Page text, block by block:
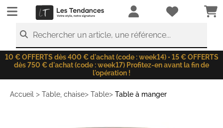
LesTendances.fr
Rechercher un article, une référence...
10 € OFFERTS dès 400 € d'achat (code : week14) • 15 € OFFERTS
dès 750 € d'achat (code : week17) Profitez-en avant la fin de
l'opération !
Accueil > Table, chaise> Table> Table à manger